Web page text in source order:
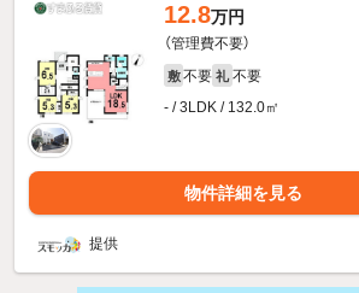
12.8万円
（管理費不要）
敷 不要 礼 不要
- / 3LDK / 132.0㎡
物件詳細を見る
提供